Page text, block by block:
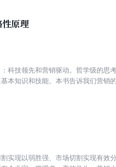
是销售的目的，也是企业经营的命
维成交法，介绍大客户销售18招，
用业绩说话，同时书中介绍的方法
原理
科技领先和营销驱动。哲学级的思
本知识和技能。本书告诉我们营销
读书。
实现以弱胜强、市场切割实现有效